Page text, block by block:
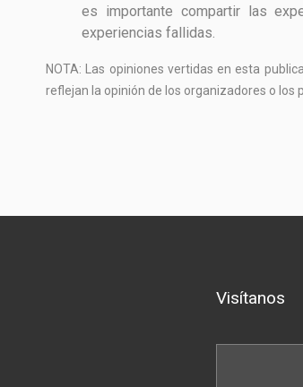
es importante compartir las
experiencias fallidas.
NOTA: Las opiniones vertidas en esta
reflejan la opinión de los organizadores o
Visítanos